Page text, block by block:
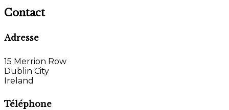
Contact
Adresse
15 Merrion Row
Dublin City
Ireland
Téléphone